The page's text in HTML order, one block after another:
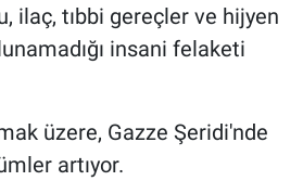
ilaç, tıbbi gereçler ve hijyen
insani felaketi
üzere, Gazze Şeridi'nde
artıyor.